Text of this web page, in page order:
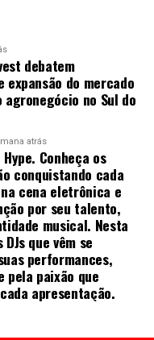
podem ser
por exemplo,
qi pode,
da agulha para
técnicas
bǔ) ou “sedar”
padrões de
excesso de energia.
acupuntura chinesa,
e japoneses podem
do tratamento.
debatem
expansão do mercado
no Sul do
atrás
Conheça os
conquistando cada
cena eletrônica e
por seu talento,
musical. Nesta
que vêm se
performances,
pela paixão que
apresentação.